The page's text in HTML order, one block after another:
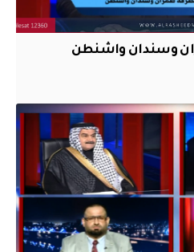
وسندان واشنطن